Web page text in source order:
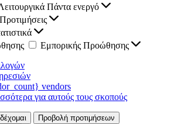
Πάντα ενεργό
Προτιμήσεις
Εμπορικής Προώθησης
vendors
για αυτούς τους σκοπούς
Προβολή προτιμήσεων